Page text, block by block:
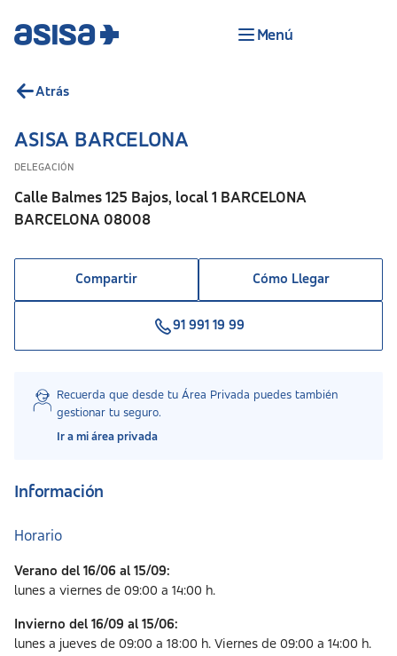
Menú
Atrás
ASISA BARCELONA
DELEGACIÓN
Calle Balmes 125 Bajos, local 1 BARCELONA
BARCELONA 08008
Compartir Cómo Llegar
91 991 19 99
Recuerda que desde tu Área Privada puedes también
gestionar tu seguro.
Ir a mi área privada
Información
Horario
Verano del 16/06 al 15/09:
lunes a viernes de 09:00 a 14:00 h.
Invierno del 16/09 al 15/06:
lunes a jueves de 09:00 a 18:00 h. Viernes de 09:00 a 14:00 h.